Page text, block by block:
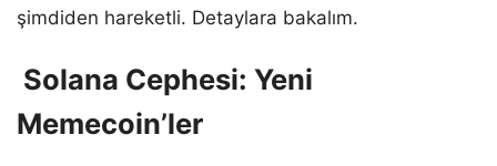
şimdiden hareketli. Detaylara bakalım.
Solana Cephesi: Yeni
Memecoin’ler